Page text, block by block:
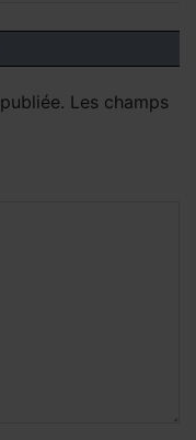
Les champs